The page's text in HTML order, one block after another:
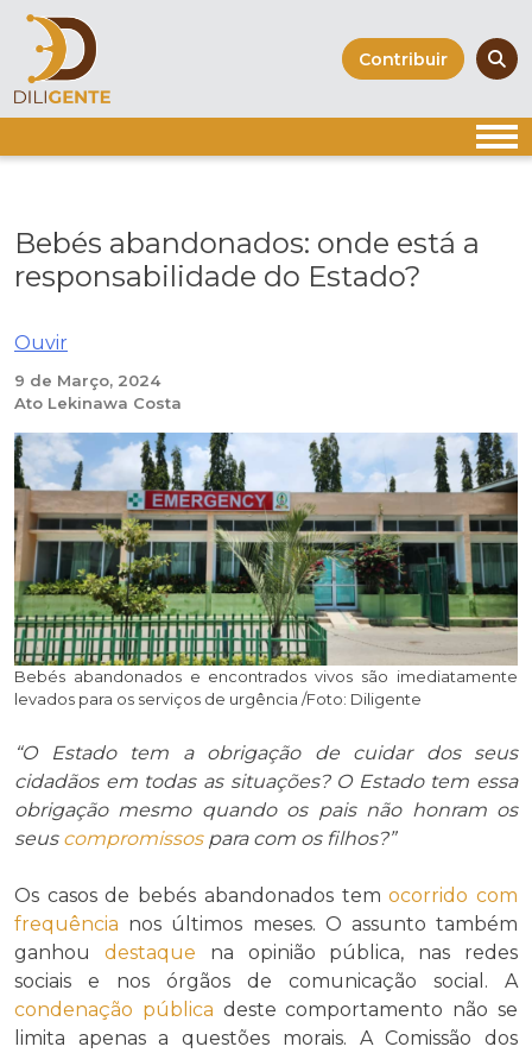
Skip
content
Contribuir
Bebés abandonados: onde está a
responsabilidade do Estado?
Ouvir
9 de Março, 2024
Ato Lekinawa Costa
Bebés abandonados e encontrados vivos são imediatamente
levados para os serviços de urgência /Foto: Diligente
“O Estado tem a obrigação de cuidar dos seus
cidadãos em todas as situações? O Estado tem essa
obrigação mesmo quando os pais não honram os
seus compromissospara com os filhos?”
Os casos de bebés abandonados temocorrido com
frequência nos últimos meses. O assunto também
ganhou destaque na opinião pública, nas redes
sociais e nos órgãos de comunicação social. A
condenação pública deste comportamento não se
limita apenas a questões morais. A Comissão dos